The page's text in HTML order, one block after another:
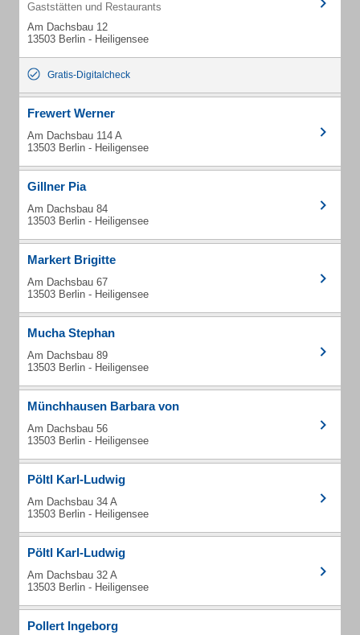
Gaststätten und Restaurants
Am Dachsbau 12
13503 Berlin - Heiligensee
Gratis-Digitalcheck
Frewert Werner
Am Dachsbau 114 A
13503 Berlin - Heiligensee
Gillner Pia
Am Dachsbau 84
13503 Berlin - Heiligensee
Markert Brigitte
Am Dachsbau 67
13503 Berlin - Heiligensee
Mucha Stephan
Am Dachsbau 89
13503 Berlin - Heiligensee
Münchhausen Barbara von
Am Dachsbau 56
13503 Berlin - Heiligensee
Pöltl Karl-Ludwig
Am Dachsbau 34 A
13503 Berlin - Heiligensee
Pöltl Karl-Ludwig
Am Dachsbau 32 A
13503 Berlin - Heiligensee
Pollert Ingeborg